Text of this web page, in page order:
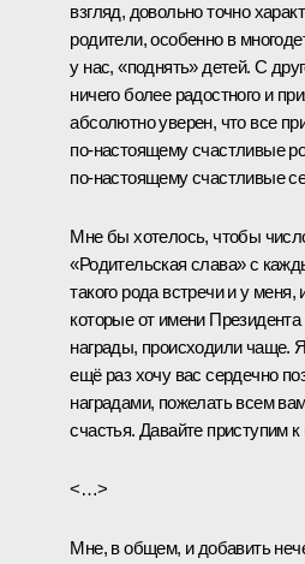
взгляд, довольно точно
родители, особенно в
у нас, «поднять» детей. С
ничего более радостного и
абсолютно уверен, что все
по‑настоящему счастливые
по‑настоящему счастливые
Мне бы хотелось, чтобы
«Родительская слава» с
такого рода встречи и у
которые от имени
награды, происходили чаще.
ещё раз хочу вас сердечно
наградами, пожелать всем
счастья. Давайте приступим
<…>
Мне, в общем, и добавить